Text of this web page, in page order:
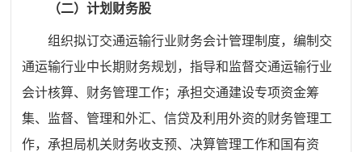
（二）计划财务股
组织拟订交通运输行业财务会计管理制度，编制交
通运输行业中长期财务规划，指导和监督交通运输行业
会计核算、财务管理工作；承担交通建设专项资金筹
集、监督、管理和外汇、信贷及利用外资的财务管理工
作，承担局机关财务收支预、决算管理工作和国有资